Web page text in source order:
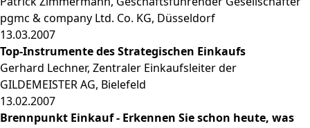
pgmc & company Ltd. Co. KG, Düsseldorf
13.03.2007
Top-Instrumente des Strategischen Einkaufs
Gerhard Lechner, Zentraler Einkaufsleiter der
GILDEMEISTER AG, Bielefeld
13.02.2007
Brennpunkt Einkauf - Erkennen Sie schon heute, was